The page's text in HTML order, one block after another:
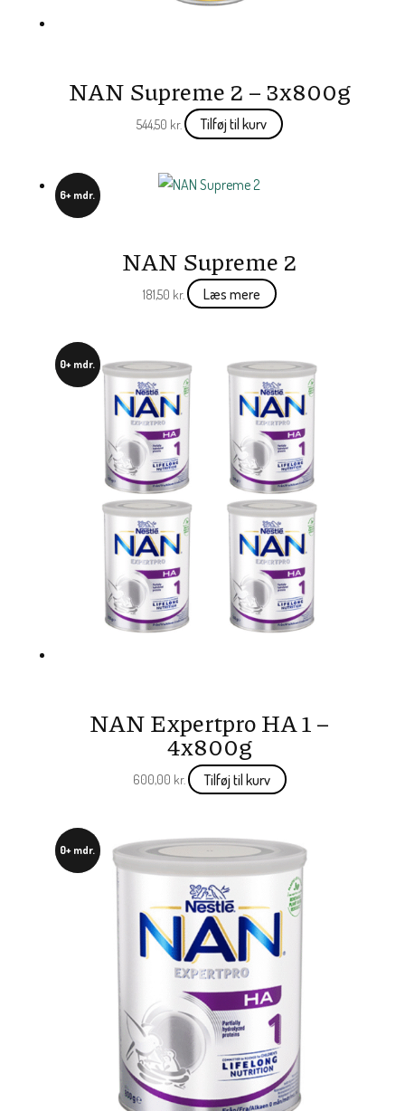
NAN Supreme 2 – 3x800g
544,50 kr. Tilføj til kurv
6+ mdr.
NAN Supreme 2
181,50 kr. Læs mere
0+ mdr.
NAN Expertpro HA 1 –
4x800g
600,00 kr. Tilføj til kurv
0+ mdr.